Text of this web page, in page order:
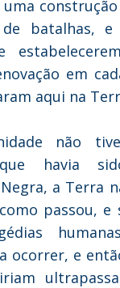
construção
batalhas,
em
aqui na
não
que havia
a Terra
passou, e
ocorrer, e